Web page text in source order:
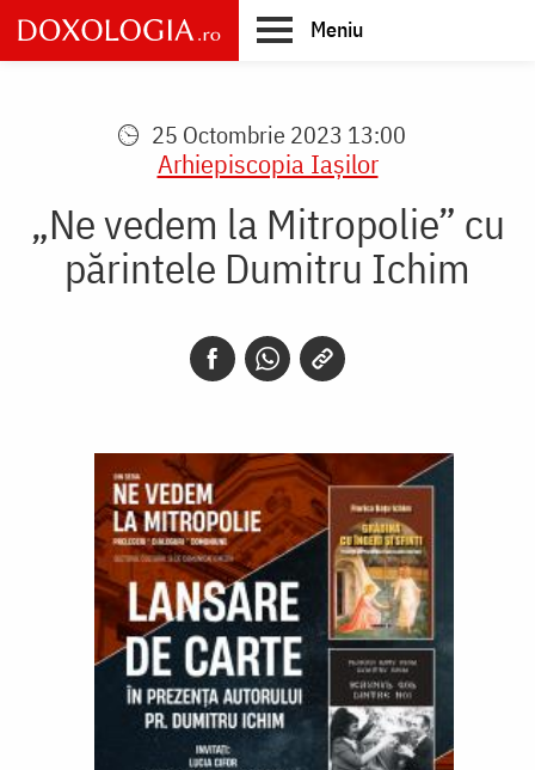
Skip
to
main
Meniu
25 Octombrie 2023 13:00
Arhiepiscopia Iaşilor
„Ne vedem la Mitropolie” cu
părintele Dumitru Ichim